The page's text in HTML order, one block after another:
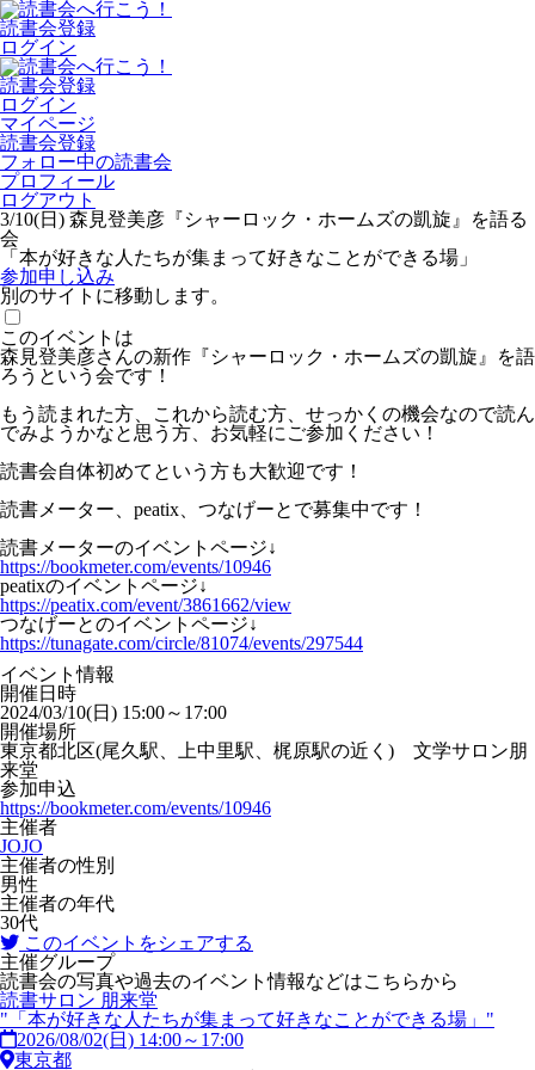
読書会登録
ログイン
読書会登録
ログイン
マイページ
読書会登録
フォロー中の読書会
プロフィール
ログアウト
3/10(日) 森見登美彦『シャーロック・ホームズの凱旋』を語る
会
「本が好きな人たちが集まって好きなことができる場」
参加申し込み
別のサイトに移動します。
このイベントは
森見登美彦さんの新作『シャーロック・ホームズの凱旋』を語
ろうという会です！
もう読まれた方、これから読む方、せっかくの機会なので読ん
でみようかなと思う方、お気軽にご参加ください！
読書会自体初めてという方も大歓迎です！
読書メーター、peatix、つなげーとで募集中です！
読書メーターのイベントページ↓
https://bookmeter.com/events/10946
peatixのイベントページ↓
https://peatix.com/event/3861662/view
つなげーとのイベントページ↓
https://tunagate.com/circle/81074/events/297544
イベント情報
開催日時
2024/03/10(日) 15:00～17:00
開催場所
東京都北区(尾久駅、上中里駅、梶原駅の近く) 文学サロン朋
来堂
参加申込
https://bookmeter.com/events/10946
主催者
JOJO
主催者の性別
男性
主催者の年代
30代
このイベントをシェアする
主催グループ
読書会の写真や過去のイベント情報などはこちらから
読書サロン 朋来堂
"「本が好きな人たちが集まって好きなことができる場」"
2026/08/02(日) 14:00～17:00
東京都